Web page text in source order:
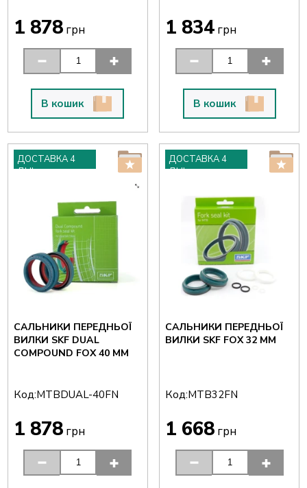
1 878грн
В кошик
1 834 грн
В кошик
ДОСТАВКА 4
ДНІ
САЛЬНИКИ ПЕРЕДНЬОЇ
ВИЛКИ SKF DUAL
COMPOUND FOX 40 ММ
Код:MTBDUAL-40FN
1 878грн
ДОСТАВКА 4
ДНІ
САЛЬНИКИ ПЕРЕДНЬОЇ
ВИЛКИ SKF FOX 32 ММ
Код:MTB32FN
1 668 грн